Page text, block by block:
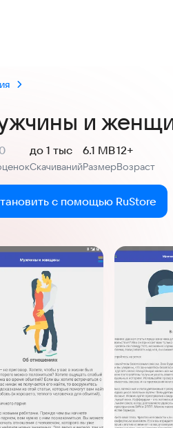
и
Скачиваний
до 1 тыс
Размер
6.1 MB
Возраст
12+
с помощью RuStore